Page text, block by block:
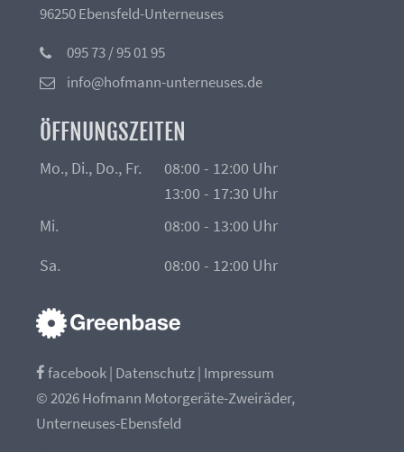
96250 Ebensfeld-Unterneuses
095 73 / 95 01 95
info@hofmann-unterneuses.de
ÖFFNUNGSZEITEN
Mo., Di., Do., Fr.
08:00 - 12:00 Uhr
13:00 - 17:30 Uhr
Mi.
08:00 - 13:00 Uhr
Sa.
08:00 - 12:00 Uhr
facebook Datenschutz Impressum
© 2026 Hofmann Motorgeräte-Zweiräder,
Unterneuses-Ebensfeld